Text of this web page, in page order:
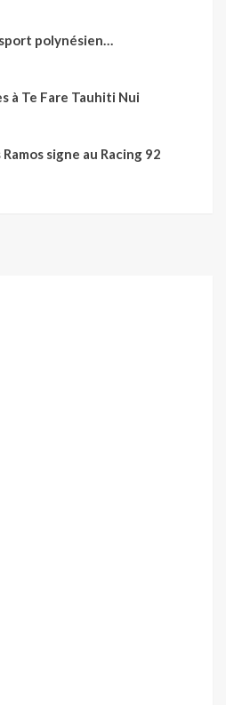
polynésien…
à Te Fare Tauhiti Nui
signe au Racing 92